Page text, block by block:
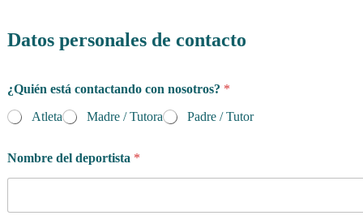
Datos personales de contacto
B
u
s
a
e
¿Quién está contactando con nosotros? *
Atleta
Madre / Tutora Padre / Tutor
Nombre del deportista *